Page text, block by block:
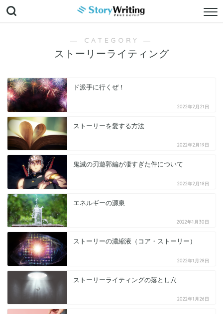
― CATEGORY ―
ストーリーライティング
ド派手に行くぜ！
2022年2月21日
ストーリーを愛する方法
2022年2月19日
鬼滅の刃遊郭編が凄すぎた件について
2022年2月18日
エネルギーの源泉
2022年1月30日
ストーリーの濃縮液（コア・ストーリー）
2022年1月28日
ストーリーライティングの落とし穴
2022年1月26日